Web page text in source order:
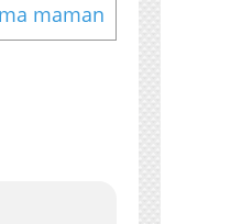
maman